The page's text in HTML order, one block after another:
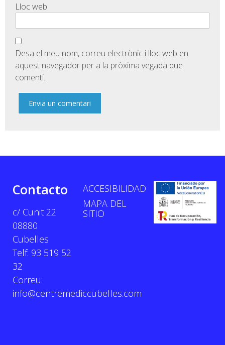
Lloc web
Desa el meu nom, correu electrònic i lloc web en
aquest navegador per a la pròxima vegada que
comenti.
Contacto
c/ Cunit 22
08880
Cubelles
Telf: 93 519 52
32
Correu:
info@centremediccubelles.com
ACCESIBILIDAD
MAPA DEL
SITIO